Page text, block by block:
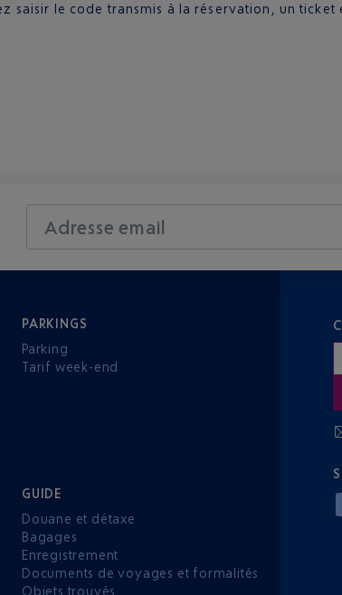
le code transmis à la réservation, un ticket
Adresse email
PARKINGS
Parking
Tarif week-end
GUIDE
Douane et détaxe
Bagages
Enregistrement
Documents de voyages et formalités
Objets trouvés